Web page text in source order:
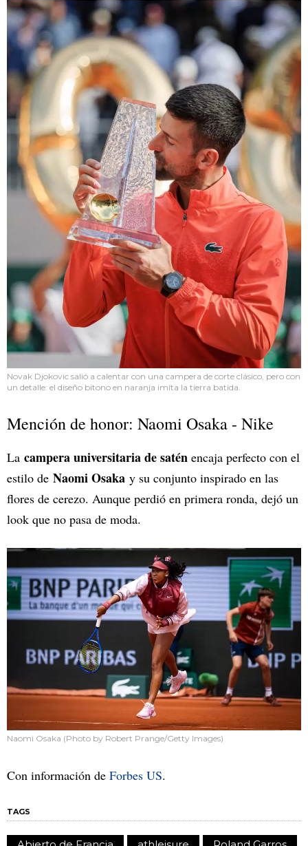
Novak Djokovic salió a calentar con una campera de corte clásico, pero con
un detalle: el diseño bitono en naranja imita la tierra batida.
Mención de honor: Naomi Osaka - Nike
La campera universitaria de satén encaja perfecto con el
estilo de Naomi Osaka y su conjunto inspirado en las
flores de cerezo. Aunque perdió en primera ronda, dejó un
look que no pasa de moda.
Naomi Osaka (Photo by Robert Prange/Getty Images)
Con información de Forbes US.
TAGS